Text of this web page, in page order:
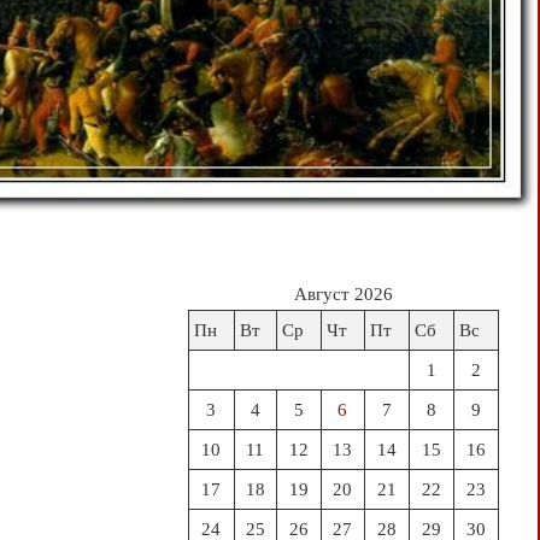
Август 2026
Пн
Вт Ср Чт Пт Сб Вс
1 2
3 4 5 6 7 8 9
10 11 12 13 14 15 16
17 18 19 20 21 22 23
24 25 26 27 28 29 30